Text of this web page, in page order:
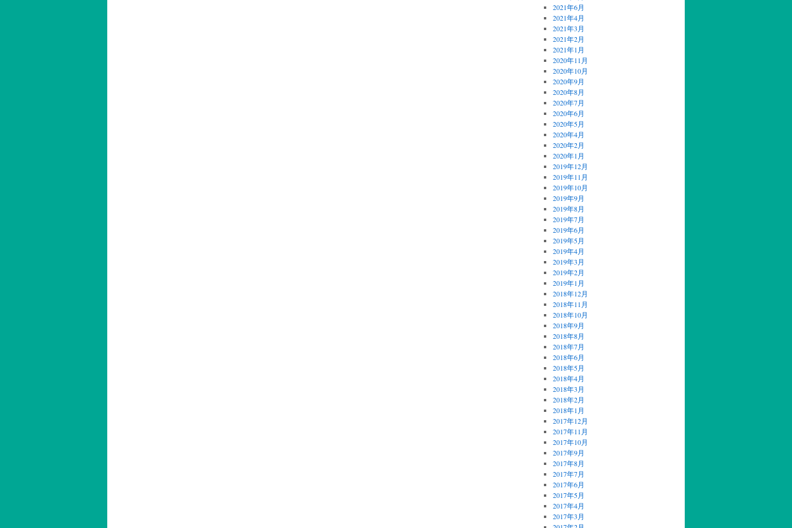
2021年6月
2021年4月
2021年3月
2021年2月
2021年1月
2020年11月
2020年10月
2020年9月
2020年8月
2020年7月
2020年6月
2020年5月
2020年4月
2020年2月
2020年1月
2019年12月
2019年11月
2019年10月
2019年9月
2019年8月
2019年7月
2019年6月
2019年5月
2019年4月
2019年3月
2019年2月
2019年1月
2018年12月
2018年11月
2018年10月
2018年9月
2018年8月
2018年7月
2018年6月
2018年5月
2018年4月
2018年3月
2018年2月
2018年1月
2017年12月
2017年11月
2017年10月
2017年9月
2017年8月
2017年7月
2017年6月
2017年5月
2017年4月
2017年3月